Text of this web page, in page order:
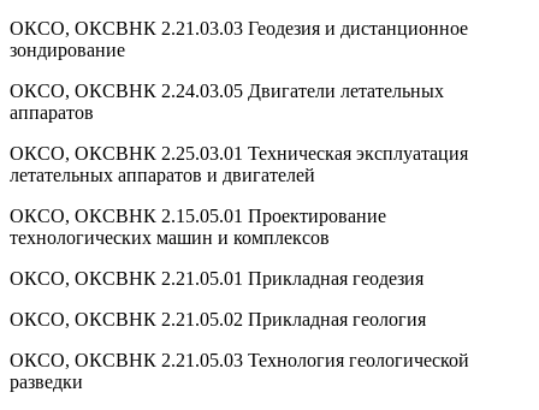
ОКСО, ОКСВНК 2.21.03.03 Геодезия и дистанционное
зондирование
ОКСО, ОКСВНК 2.24.03.05 Двигатели летательных
аппаратов
ОКСО, ОКСВНК 2.25.03.01 Техническая эксплуатация
летательных аппаратов и двигателей
ОКСО, ОКСВНК 2.15.05.01 Проектирование
технологических машин и комплексов
ОКСО, ОКСВНК 2.21.05.01 Прикладная геодезия
ОКСО, ОКСВНК 2.21.05.02 Прикладная геология
ОКСО, ОКСВНК 2.21.05.03 Технология геологической
разведки